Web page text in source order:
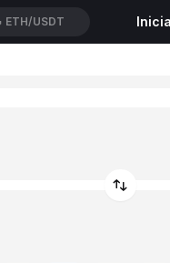
ETH/USDT